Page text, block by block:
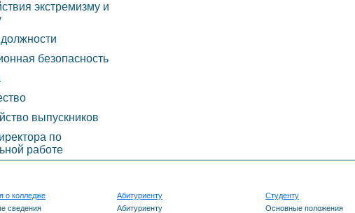
места для
финансирования
необходимого уровеня
Перечень вступительных
экстремизму и
безопасность
выпускников
по
работе
о колледже
сведения
Абитуриенту
Абитуриенту
Студенту
Основные положения